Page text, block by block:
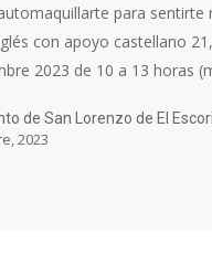
para sentirte
con apoyo castellano
2023 de 10 a 13 horas
de San Lorenzo de El
2023